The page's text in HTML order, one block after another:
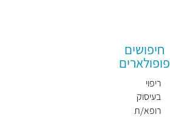
חיפושים
פופולארים
ריפוי
בעיסוק
רופא/ת